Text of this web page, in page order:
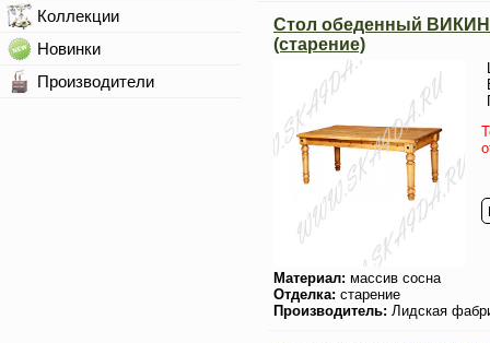
Коллекции
Новинки
Производители
Стол обеденный
(старение)
Материал: массив сосна
Отделка: старение
Производитель: Лидская